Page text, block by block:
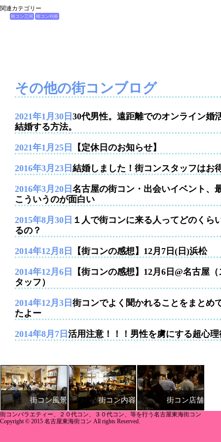
関連カテゴリー
街コン三河 街コン刈谷
その他の街コンブログ
2021年1月30日 30代男性。遠距離でのオンライン婚
結婚する方法。
2021年1月25日 【定休日のお知らせ】
2016年3月23日 結婚しました！街コンスタッフはお
2016年3月20日 名古屋の街コン・出会いイベント、
こういうのが面白い
2015年8月30日 １人で街コンに来る人ってどのくら
るの？
2014年12月8日 【街コンの感想】12月7日(日)浜松
2014年12月6日
【街コンの感想】12月6日@名古屋（
タッフ）
2014年12月3日 街コンでよく聞かれることをまとめ
たよー
2014年8月7日 活用注意！！！男性を虜にする超心理
街コン風景 街コン内容 街コン店舗
街コンバラエティー、２０代コン、３０代コン、等を行う名古屋東海街コン
Copyright © 2015 名古屋東海街コン All rights Reserved.